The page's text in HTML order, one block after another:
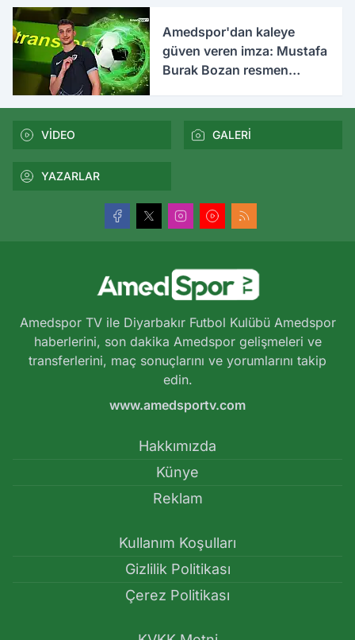
Amedspor'dan kaleye
güven veren imza: Mustafa
Burak Bozan resmen
VİDEO GALERİ
YAZARLAR
Amedspor TV ile Diyarbakır Futbol Kulübü Amedspor
haberlerini, son dakika Amedspor gelişmeleri ve
transferlerini, maç sonuçlarını ve yorumlarını takip
edin.
www.amedsportv.com
Hakkımızda
Künye
Reklam
Kullanım Koşulları
Gizlilik Politikası
Çerez Politikası